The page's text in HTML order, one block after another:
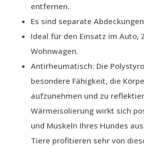
entfernen.
Es sind separate
Ideal für den Einsatz im Auto,
Wohnwagen.
Antirheumatisch: Die
besondere Fähigkeit, die
aufzunehmen und zu
Wärmeisolierung wirkt sich
und Muskeln Ihres Hundes
Tiere profitieren sehr von